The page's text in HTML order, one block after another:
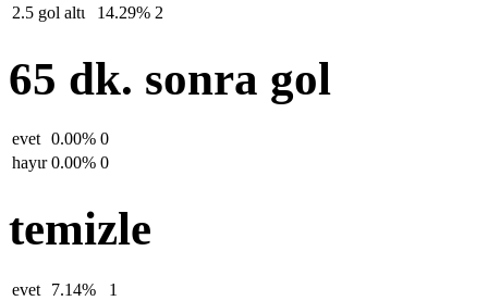
2.5 gol altι
14.29% 2
65 dk. sonra gol
evet 0.00% 0
hayιr 0.00% 0
temizle
evet 7.14%
1